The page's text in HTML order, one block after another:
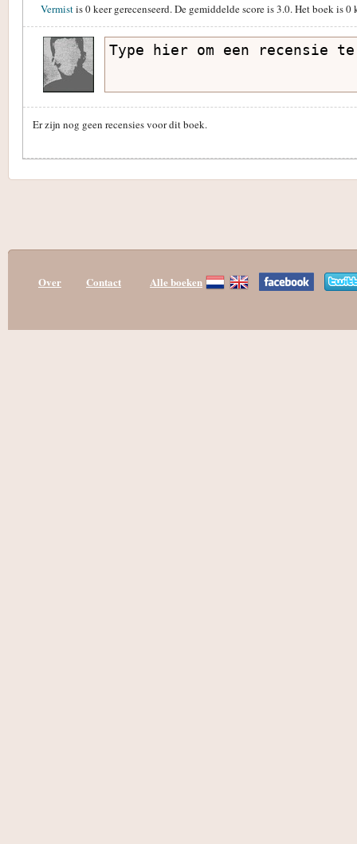
Vermistis0keer gerecenseerd. De gemiddelde score is3.0. Het boek is0
Er zijn nog geen recensies voor dit boek.
Over Contact Alle boeken